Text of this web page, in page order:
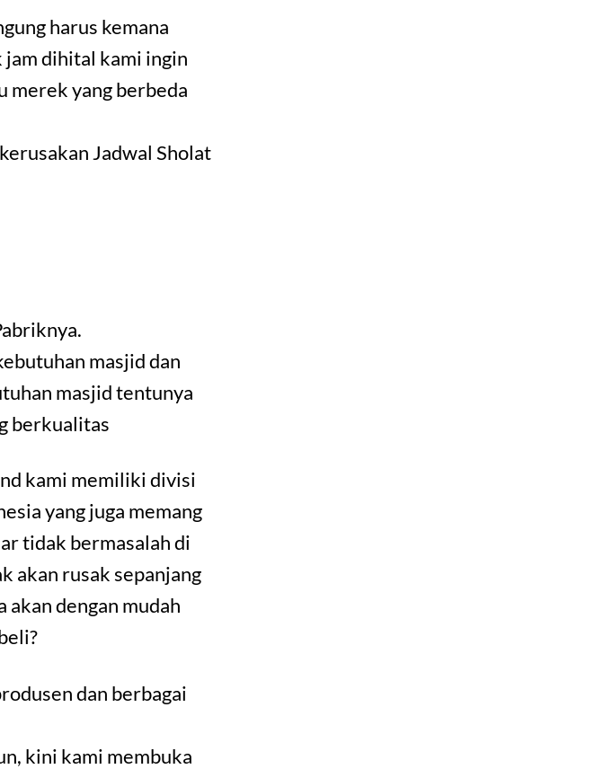
harus kemana
dihital kami ingin
merek yang berbeda
Jadwal Sholat
masjid dan
masjid tentunya
berkualitas
kami memiliki divisi
yang juga memang
tidak bermasalah di
akan rusak sepanjang
akan dengan mudah
dan berbagai
kini kami membuka